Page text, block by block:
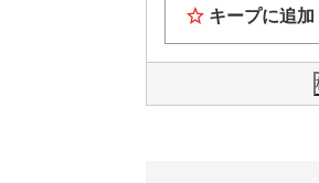
キープに追加